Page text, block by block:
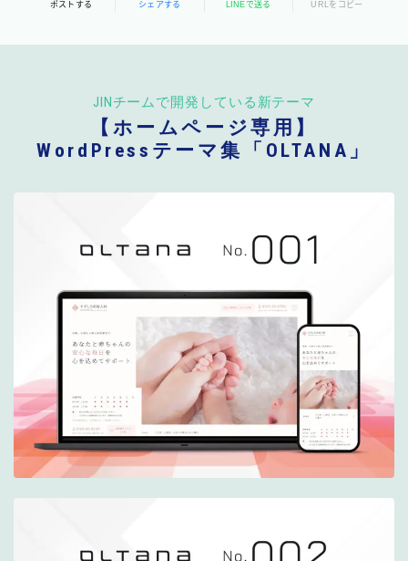
ポストする シェアする LINEで送る URLをコピー
JINチームで開発している新テーマ
【ホームページ専用】
WordPressテーマ集「OLTANA」